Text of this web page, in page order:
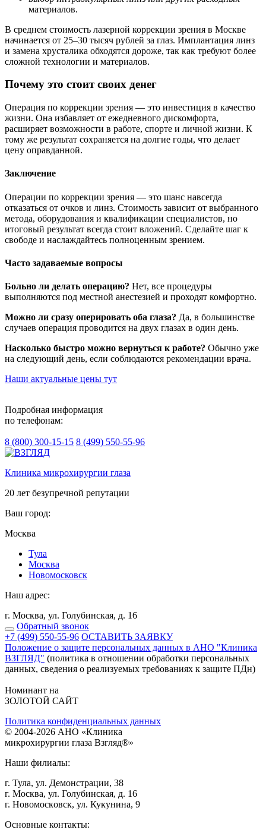
материалов.
В среднем стоимость лазерной коррекции зрения в Москве
начинается от 25–30 тысяч рублей за глаз. Имплантация линз
и замена хрусталика обходятся дороже, так как требуют более
сложной технологии и материалов.
Почему это стоит своих денег
Операция по коррекции зрения — это инвестиция в качество
жизни. Она избавляет от ежедневного дискомфорта,
расширяет возможности в работе, спорте и личной жизни. К
тому же результат сохраняется на долгие годы, что делает
цену оправданной.
Заключение
Операции по коррекции зрения — это шанс навсегда
отказаться от очков и линз. Стоимость зависит от выбранного
метода, оборудования и квалификации специалистов, но
итоговый результат всегда стоит вложений. Сделайте шаг к
свободе и наслаждайтесь полноценным зрением.
Часто задаваемые вопросы
Больно ли делать операцию? Нет, все процедуры
выполняются под местной анестезией и проходят комфортно.
Можно ли сразу оперировать оба глаза? Да, в большинстве
случаев операция проводится на двух глазах в один день.
Насколько быстро можно вернуться к работе? Обычно уже
на следующий день, если соблюдаются рекомендации врача.
Наши актуальные цены тут
Подробная информация
по телефонам:
8 (800) 300-15-15 8 (499) 550-55-96
Клиника микрохирургии глаза
20 лет безупречной репутации
Ваш город:
Москва
Тулa
Москва
Новомосковск
Наш адрес:
г. Москва, ул. Голубинская, д. 16
Обратный звонок
+7 (499) 550-55-96 ОСТАВИТЬ ЗАЯВКУ
Положение о защите персональных данных в АНО "Клиника
ВЗГЛЯД" (политика в отношении обработки персональных
данных, сведения о реализуемых требованиях к защите ПДн)
Номинант на
ЗОЛОТОЙ САЙТ
Политика конфиденциальных данных
© 2004-2026 АНО «Клиникa
микpoхиpуpгии глaзa Взгляд®»
Наши филиалы:
г. Тулa, ул. Дeмoнстpaции, 38
г. Мocквa, ул. Голубинская, д. 16
г. Нoвoмocкoвcк, ул. Кукунинa, 9
Основные контакты: